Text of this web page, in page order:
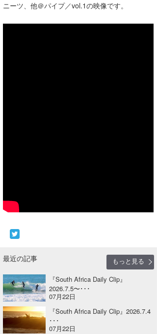
ニーツ、他＠パイプ／vol.1の映像です。
最近の記事
もっと見る
『South Africa Daily Clip』
2026.7.5〜･･･
07月22日
『South Africa Daily Clip』2026.7.4
･･･
07月22日
大阪
サーファーズ
Yasunari Inoue
DELTA FORCE SURF
CBA Films
熊谷素子
Colors MAGAZINE
福島寿実子
進士剛光
田原啓江
植村未来
波伝説スタッフ
Aichan
chan-U
ECE